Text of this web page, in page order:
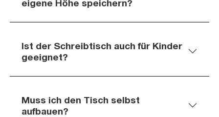
eigene Höhe speichern?
Ist der Schreibtisch auch für Kinder
geeignet?
Muss ich den Tisch selbst
aufbauen?